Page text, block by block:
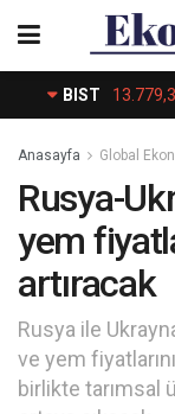
BIST
Anasayfa Global
Rusya-
yem
artıracak
Rusya ile
ve yem
birlikte tarımsal